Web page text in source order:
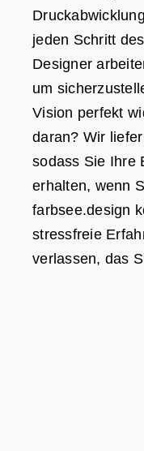
jeden Schritt
Designer
um
Vision perfekt
daran? Wir
sodass Sie Ihre
erhalten, wenn
farbsee.design
stressfreie
verlassen, das